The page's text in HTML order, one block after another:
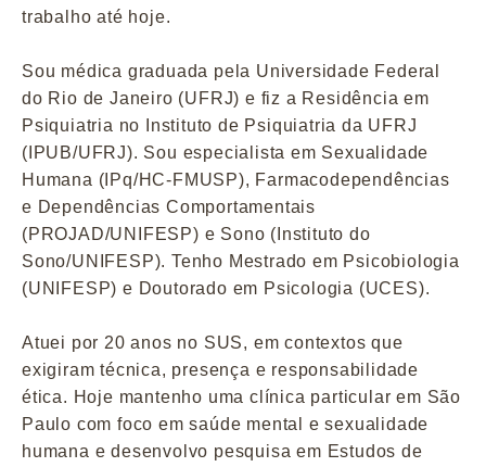
trabalho até hoje.
Sou médica graduada pela Universidade Federal
do Rio de Janeiro (UFRJ) e fiz a Residência em
Psiquiatria no Instituto de Psiquiatria da UFRJ
(IPUB/UFRJ). Sou especialista em Sexualidade
Humana (IPq/HC-FMUSP), Farmacodependências
e Dependências Comportamentais
(PROJAD/UNIFESP) e Sono (Instituto do
Sono/UNIFESP). Tenho Mestrado em Psicobiologia
(UNIFESP) e Doutorado em Psicologia (UCES).
Atuei por 20 anos no SUS, em contextos que
exigiram técnica, presença e responsabilidade
ética. Hoje mantenho uma clínica particular em São
Paulo com foco em saúde mental e sexualidade
humana e desenvolvo pesquisa em Estudos de